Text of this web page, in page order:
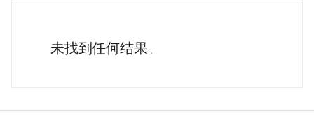
未找到任何结果。